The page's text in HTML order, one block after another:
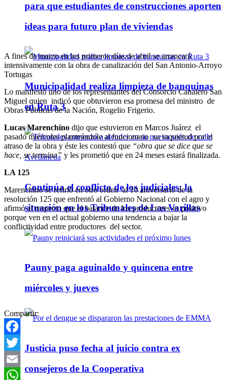
para que estudiantes de construcciones aporten
ideas para futuro plan de viviendas
Municipalidad realiza limpieza de banquinas
en Ruta 3
Continúa el conflicto de los judiciales: la
situación en los Tribunales de Las Varillas
Pauny paga aguinaldo y quincena entre
miércoles y jueves
Justicia puso fecha al juicio contra ex
consejeros de la Cooperativa
A fines de marzo en los primeros días de abril se arrancará
intensivamente con la obra de canalización del San Antonio-Arroyo
Tortugas
Lo manifestó uno de los representantes del Consorcio Canalero San
Miguel quien indicó que obtuvieron esa promesa del ministro de
Obras Públicas de la Nación, Rogelio Frigerio.
Lucas Marenchino dijo que estuvieron en Marcos Juárez el
pasado miércoles planteándole al funcionario su inquietud por el
atraso de la obra y éste les contestó que “obra que se dice que se
hace, se termina” y les prometió que en 24 meses estará finalizada.
LA 125
Marenchino se refirió en otro orden al 10 aniversario de la
resolución 125 que enfrentó al Gobierno Nacional con el agro y
afirmó al respecto que el balance de los productores es positivo
porque ven en el actual gobierno una tendencia a bajar la
conflictividad entre productores del sector.
Compartir:
Facebook
Twitter
Email